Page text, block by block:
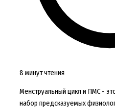
8 минут чтения
Менструальный цикл и ПМС -
набор предсказуемых